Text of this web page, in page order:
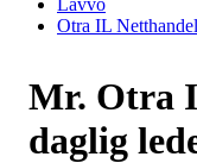
Otra IL Netthandel
Mr. Otra
daglig